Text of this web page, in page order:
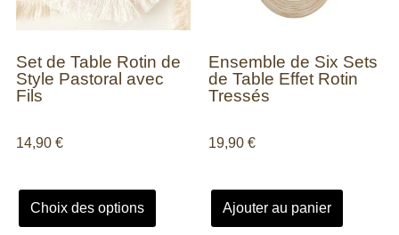
Set de Table Rotin de
Style Pastoral avec
Fils
14,90 €
Choix des options
Ensemble de Six Sets
de Table Effet Rotin
Tressés
19,90 €
Ajouter au panier